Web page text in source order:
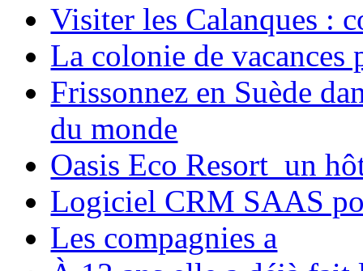
Visiter les Calanques :
La colonie de vacances
Frissonnez en Suède
du monde
Oasis Eco Resort un
Logiciel CRM SAAS
Les compagnies a